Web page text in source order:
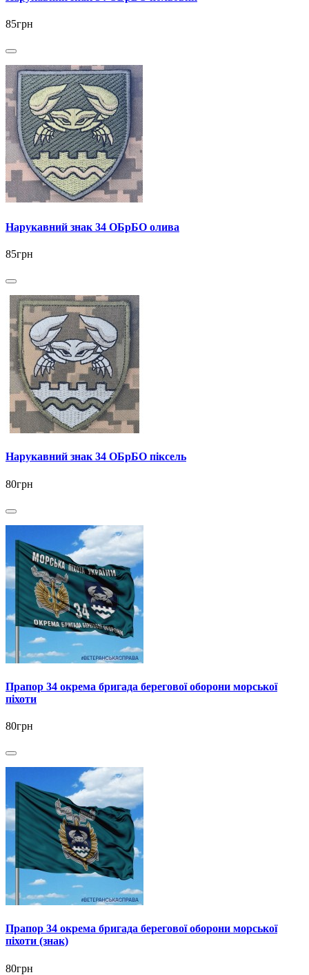
85грн
Нарукавний знак 34 ОБрБО олива
85грн
Нарукавний знак 34 ОБрБО піксель
80грн
Прапор 34 окрема бригада берегової оборони морської
піхоти
80грн
Прапор 34 окрема бригада берегової оборони морської
піхоти (знак)
80грн